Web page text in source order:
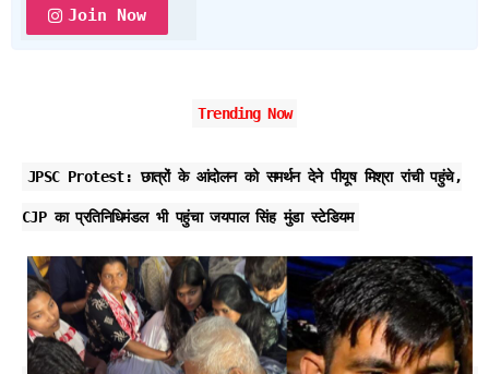
Join Now
Trending Now
JPSC Protest: छात्रों के आंदोलन को समर्थन देने पीयूष मिश्रा रांची पहुंचे,
CJP का प्रतिनिधिमंडल भी पहुंचा जयपाल सिंह मुंडा स्टेडियम